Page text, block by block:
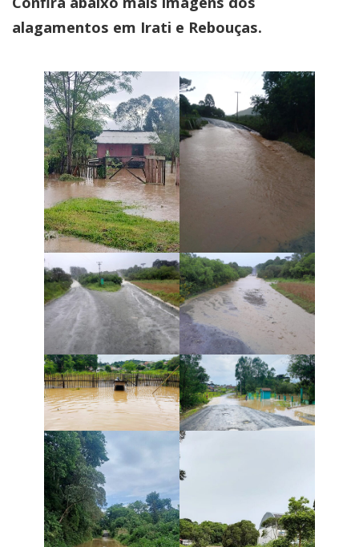
alagamentos em Irati e Rebouças.